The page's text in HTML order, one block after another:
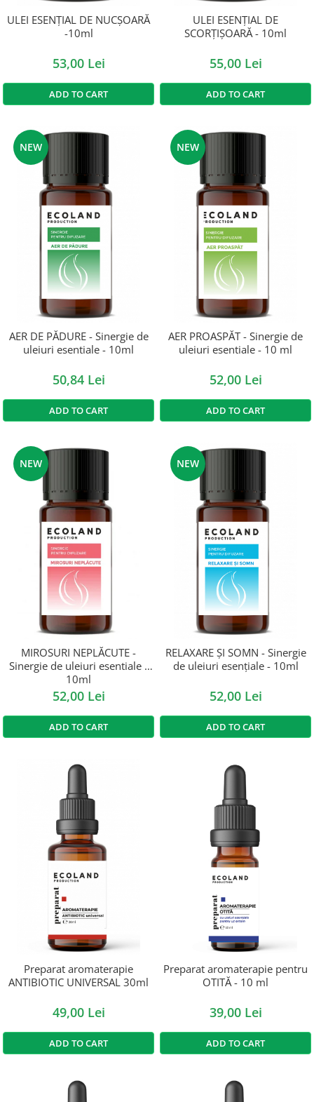
ULEI ESENȚIAL DE NUCȘOARĂ
-10ml
53,00 Lei
ADD TO CART
ULEI ESENȚIAL DE
SCORȚIȘOARĂ - 10ml
55,00 Lei
ADD TO CART
NEW
AER DE PĂDURE - Sinergie de
uleiuri esentiale - 10ml
50,84 Lei
ADD TO CART
NEW
AER PROASPĂT - Sinergie de
uleiuri esentiale - 10 ml
52,00 Lei
ADD TO CART
NEW
MIROSURI NEPLĂCUTE -
Sinergie de uleiuri esentiale -
10ml
52,00 Lei
ADD TO CART
NEW
RELAXARE ȘI SOMN - Sinergie
de uleiuri esențiale - 10ml
52,00 Lei
ADD TO CART
Preparat aromaterapie
ANTIBIOTIC UNIVERSAL 30ml
49,00 Lei
ADD TO CART
Preparat aromaterapie pentru
OTITĂ - 10 ml
39,00 Lei
ADD TO CART